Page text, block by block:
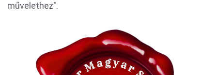
művelethez".